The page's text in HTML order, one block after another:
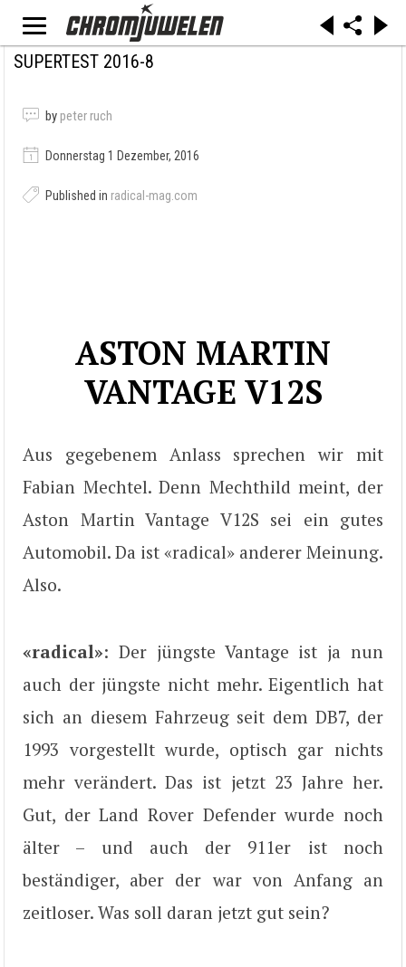
SUPERTEST 2016-8
by peter ruch
Donnerstag 1 Dezember, 2016
Published in radical-mag.com
ASTON MARTIN
VANTAGE V12S
Aus gegebenem Anlass sprechen wir mit
Fabian Mechtel. Denn Mechthild meint, der
Aston Martin Vantage V12S sei ein gutes
Automobil. Da ist «radical» anderer Meinung.
Also.
«radical»: Der jüngste Vantage ist ja nun
auch der jüngste nicht mehr. Eigentlich hat
sich an diesem Fahrzeug seit dem DB7, der
1993 vorgestellt wurde, optisch gar nichts
mehr verändert. Das ist jetzt 23 Jahre her.
Gut, der Land Rover Defender wurde noch
älter – und auch der 911er ist noch
beständiger, aber der war von Anfang an
zeitloser. Was soll daran jetzt gut sein?